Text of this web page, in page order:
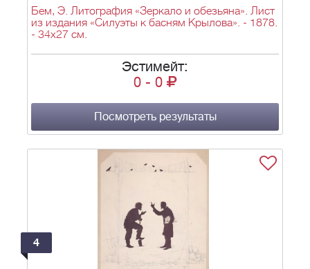
Бем, Э. Литография «Зеркало и обезьяна». Лист
из издания «Силуэты к басням Крылова». - 1878.
- 34х27 см.
Эстимейт:
0 - 0
Посмотреть результаты
4